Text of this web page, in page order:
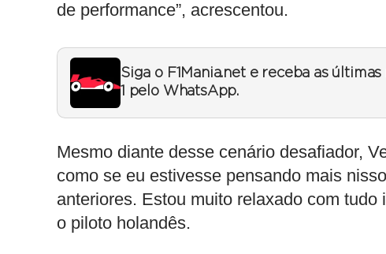
de performance”, acrescentou.
Siga o F1Mania.net e receba as
1 pelo WhatsApp.
Mesmo diante desse cenário desafiador,
como se eu estivesse pensando mais
anteriores. Estou muito relaxado com
o piloto holandês.